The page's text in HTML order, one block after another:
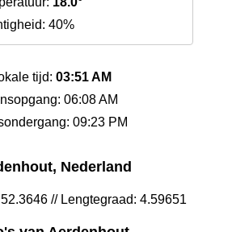
40%
tijd: 03:51 AM
06:08 AM
09:23 PM
Nederland
// Lengtegraad: 4.59651